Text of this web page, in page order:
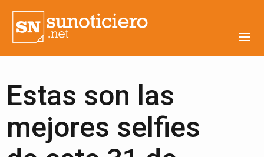
Estas son las
mejores selfies